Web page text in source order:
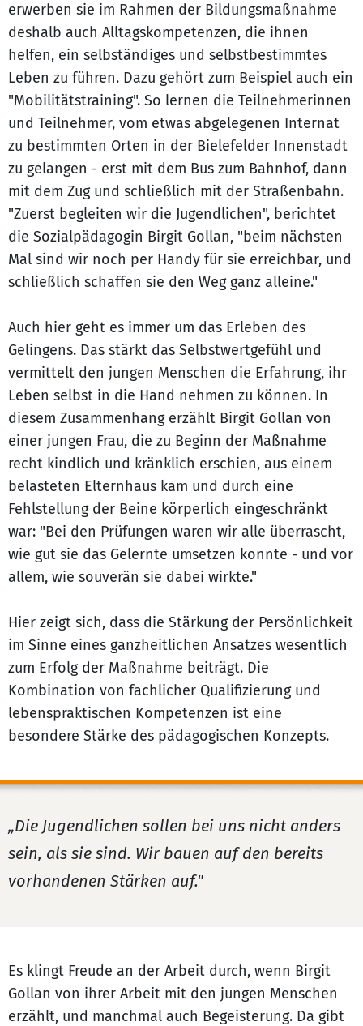
erwerben sie im Rahmen der Bildungsmaßnahme
deshalb auch Alltagskompetenzen, die ihnen
helfen, ein selbständiges und selbstbestimmtes
Leben zu führen. Dazu gehört zum Beispiel auch ein
"Mobilitätstraining". So lernen die Teilnehmerinnen
und Teilnehmer, vom etwas abgelegenen Internat
zu bestimmten Orten in der Bielefelder Innenstadt
zu gelangen - erst mit dem Bus zum Bahnhof, dann
mit dem Zug und schließlich mit der Straßenbahn.
"Zuerst begleiten wir die Jugendlichen", berichtet
die Sozialpädagogin Birgit Gollan, "beim nächsten
Mal sind wir noch per Handy für sie erreichbar, und
schließlich schaffen sie den Weg ganz alleine."
Auch hier geht es immer um das Erleben des
Gelingens. Das stärkt das Selbstwertgefühl und
vermittelt den jungen Menschen die Erfahrung, ihr
Leben selbst in die Hand nehmen zu können. In
diesem Zusammenhang erzählt Birgit Gollan von
einer jungen Frau, die zu Beginn der Maßnahme
recht kindlich und kränklich erschien, aus einem
belasteten Elternhaus kam und durch eine
Fehlstellung der Beine körperlich eingeschränkt
war: "Bei den Prüfungen waren wir alle überrascht,
wie gut sie das Gelernte umsetzen konnte - und vor
allem, wie souverän sie dabei wirkte."
Hier zeigt sich, dass die Stärkung der Persönlichkeit
im Sinne eines ganzheitlichen Ansatzes wesentlich
zum Erfolg der Maßnahme beiträgt. Die
Kombination von fachlicher Qualifizierung und
lebenspraktischen Kompetenzen ist eine
besondere Stärke des pädagogischen Konzepts.
„Die Jugendlichen sollen bei uns nicht anders
sein, als sie sind. Wir bauen auf den bereits
vorhandenen Stärken auf."
Es klingt Freude an der Arbeit durch, wenn Birgit
Gollan von ihrer Arbeit mit den jungen Menschen
erzählt, und manchmal auch Begeisterung. Da gibt